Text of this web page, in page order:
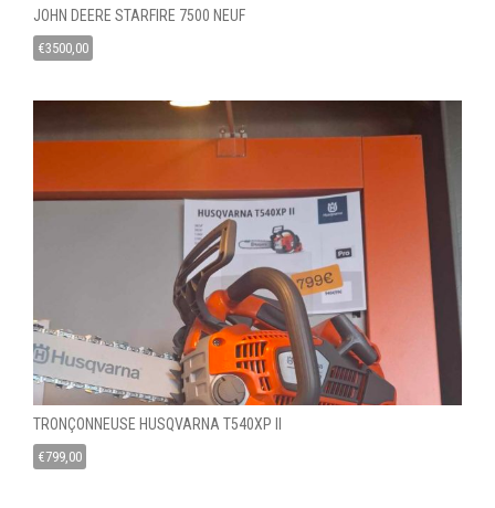
JOHN DEERE STARFIRE 7500 NEUF
€3500,00
TRONÇONNEUSE HUSQVARNA T540XP II
€799,00